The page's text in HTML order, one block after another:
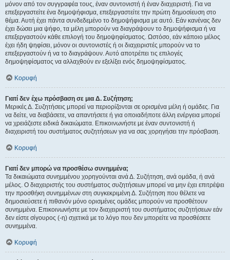
μόνον από τον συγγραφέα τους, έναν συντονιστή ή έναν διαχειριστή. Για να
επεξεργαστείτε ένα δημοψήφισμα, επεξεργαστείτε την πρώτη δημοσίευση στο
θέμα. Αυτή έχει πάντα συνδεδεμένο το δημοψήφισμα με αυτό. Εάν κανένας δεν
έχει δώσει μια ψήφο, τα μέλη μπορούν να διαγράψουν το δημοψήφισμα ή να
επεξεργαστούν κάθε επιλογή του δημοψηφίσματος. Ωστόσο, εάν κάποιο μέλος
έχει ήδη ψηφίσει, μόνον οι συντονιστές ή οι διαχειριστές μπορούν να το
επεξεργαστούν ή να το διαγράψουν. Αυτό αποτρέπει τις επιλογές
δημοψηφίσματος να αλλαχθούν εν εξελίξει ενός δημοψηφίσματος.
Κορυφή
Γιατί δεν έχω πρόσβαση σε μια Δ. Συζήτηση;
Μερικές Δ. Συζητήσεις μπορεί να περιορίζονται σε ορισμένα μέλη ή ομάδες. Για
να δείτε, να διαβάσετε, να απαντήσετε ή για οποιαδήποτε άλλη ενέργεια μπορεί
να χρειάζεστε ειδικά δικαιώματα. Επικοινωνήστε με έναν συντονιστή ή
διαχειριστή του συστήματος συζητήσεων για να σας χορηγήσει την πρόσβαση.
Κορυφή
Γιατί δεν μπορώ να προσθέσω συνημμένα;
Τα δικαιώματα συνημμένου χορηγούνται ανά Δ. Συζήτηση, ανά ομάδα, ή ανά
μέλος. Ο διαχειριστής του συστήματος συζητήσεων μπορεί να μην έχει επιτρέψει
την προσθήκη συνημμένων στη συγκεκριμένη Δ. Συζήτηση που θέλετε να
δημοσιεύσετε ή πιθανόν μόνο ορισμένες ομάδες μπορούν να προσθέτουν
συνημμένα. Επικοινωνήστε με τον διαχειριστή του συστήματος συζητήσεων εάν
δεν είστε σίγουρος (-η) σχετικά με το λόγο που δεν μπορείτε να προσθέσετε
συνημμένα.
Κορυφή